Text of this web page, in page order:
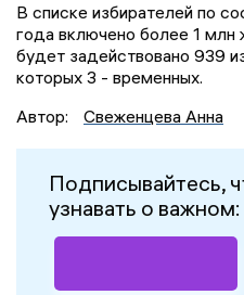
В списке избирателей по
года включено более 1 млн
будет задействовано 939
которых 3 - временных.
Автор:
Свеженцева Анна
Подписывайтесь,
узнавать о важном: